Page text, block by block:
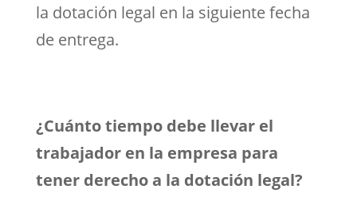
la dotación legal en la siguiente fecha
de entrega.
¿Cuánto tiempo debe llevar el
trabajador en la empresa para
tener derecho a la dotación legal?